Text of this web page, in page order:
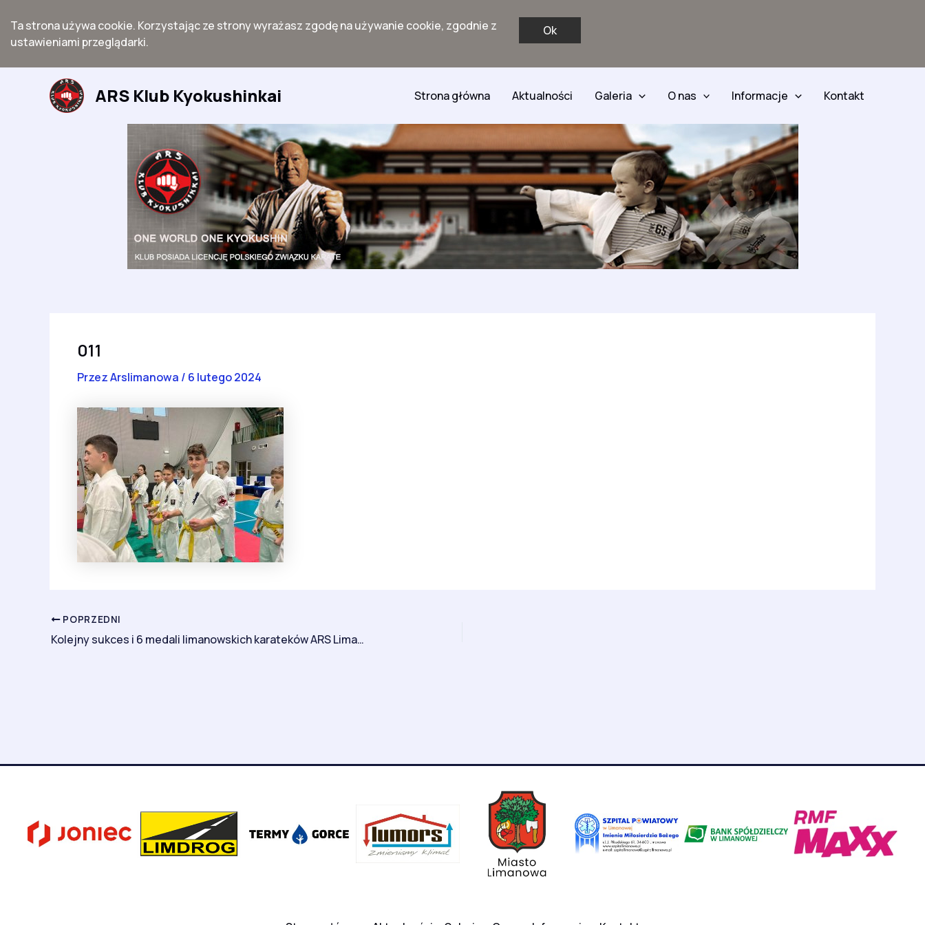
Ta strona używa cookie. Korzystając ze strony wyrażasz zgodę na używanie cookie, zgodnie z
ustawieniami przeglądarki.
Ok
ARS Klub Kyokushinkai Strona główna Aktualności Galeria O nas Informacje Kontakt
011
PrzezArslimanowa / 6 lutego 2024
POPRZEDNI
Kolejny sukces i 6 medali limanowskich karateków ARS Limanowa – JONIEC Team